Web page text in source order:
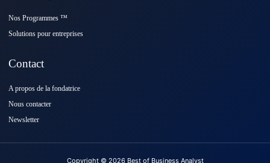
Nos Programmes ™️
Solutions pour entreprises
Contact
A propos de la fondatrice
Nous contacter
Newsletter
Copyright © 2026 Best of Business Analyst